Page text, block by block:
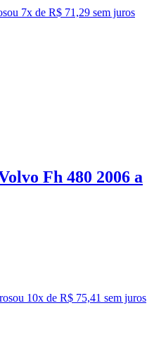
ou 7x de R$ 71,29 sem juros
Fh 480 2006 a
ou 10x de R$ 75,41 sem juros